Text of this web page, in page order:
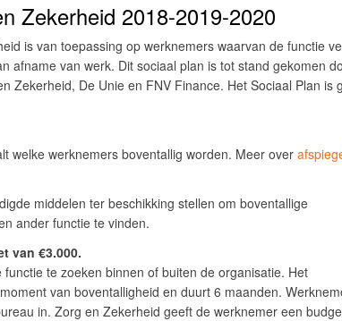
Zekerheid 2018-2019-2020
is van toepassing op werknemers waarvan de functie
afname van werk. Dit sociaal plan is tot stand gekomen
Zekerheid, De Unie en FNV Finance. Het Sociaal Plan is
welke werknemers boventallig worden. Meer over
middelen ter beschikking stellen om boventallige
ander functie te vinden.
van €3.000.
te zoeken binnen of buiten de organisatie. Het
van boventalligheid en duurt 6 maanden.
in. Zorg en Zekerheid geeft de werknemer een